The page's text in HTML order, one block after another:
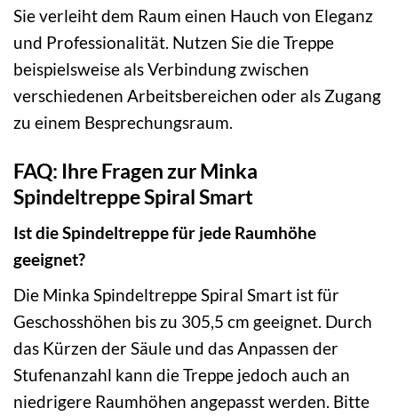
Sie verleiht dem Raum einen Hauch von Eleganz
und Professionalität. Nutzen Sie die Treppe
beispielsweise als Verbindung zwischen
verschiedenen Arbeitsbereichen oder als Zugang
zu einem Besprechungsraum.
FAQ: Ihre Fragen zur Minka
Spindeltreppe Spiral Smart
Ist die Spindeltreppe für jede Raumhöhe
geeignet?
Die Minka Spindeltreppe Spiral Smart ist für
Geschosshöhen bis zu 305,5 cm geeignet. Durch
das Kürzen der Säule und das Anpassen der
Stufenanzahl kann die Treppe jedoch auch an
niedrigere Raumhöhen angepasst werden. Bitte